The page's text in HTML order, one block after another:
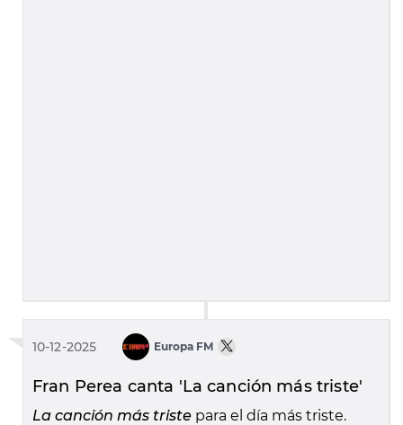
10-12-2025 Europa FM
Fran Perea canta 'La canción más triste'
La canción más triste para el día más triste.